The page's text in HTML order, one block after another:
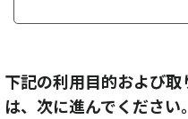
下記の利用目的および
は、次に進んでください。